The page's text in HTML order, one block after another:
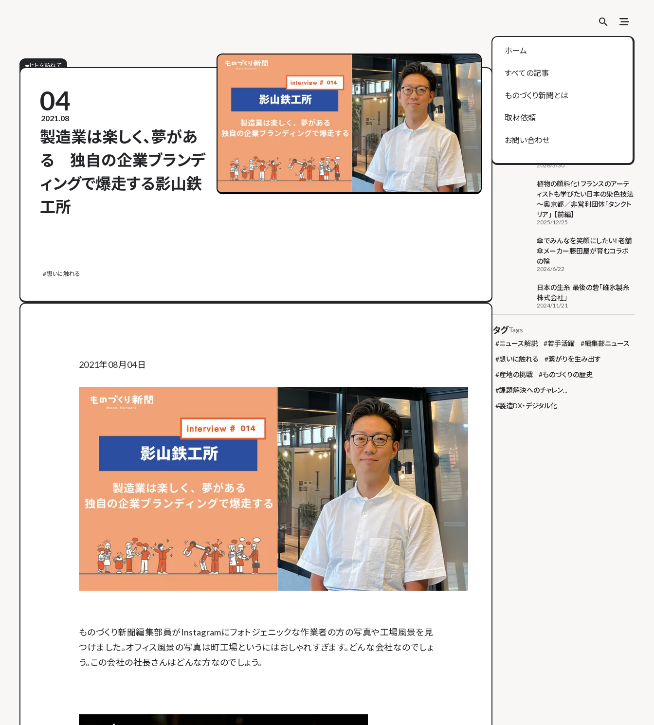
search
search
ホーム
すべての記事
ものづくり新聞とは
取材依頼
お問い合わせ
モノ コト
ヒトを訪ねて
04
2021.08
製造業は楽しく、夢があ
る 独自の企業ブランデ
ィングで爆走する影山鉄
工所
#想いに触れる
2021年08月04日
ものづくり新聞編集部員がInstagramにフォトジェニックな作業者の方の写真や工場風景を見
つけました。オフィス風景の写真は町工場というにはおしゃれすぎます。どんな会社なのでしょ
う。この会社の社長さんはどんな方なのでしょう。
人気の記事Ranking
【江戸風鈴体験】ガラスを吹いて
風鈴作り！篠原風鈴本舗で伝統の
【イベントレポ】工芸×玩具×福祉
2026/3/30
植物の顔料化！フランスのアーテ
ィストも学びたい日本の染色技法
～奥京都／非営利団体「タンクト
リア」 【前編】
2025/12/25
傘でみんなを笑顔にしたい！老舗
傘メーカー藤田屋が育むコラボ
の輪
2026/6/22
日本の生糸 最後の砦「碓氷製糸
株式会社」
2024/11/21
タグTags
#ニュース解説 #若手活躍 #編集部ニュース
#想いに触れる #繋がりを生み出す
#産地の挑戦 #ものづくりの歴史
#課題解決へのチャレン...
#製造DX・デジタル化